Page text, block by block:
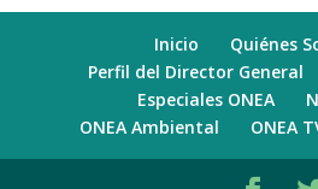
Inicio
Quiénes
Perfil del Director General
Especiales ONEA
ONEA Ambiental
ONEA